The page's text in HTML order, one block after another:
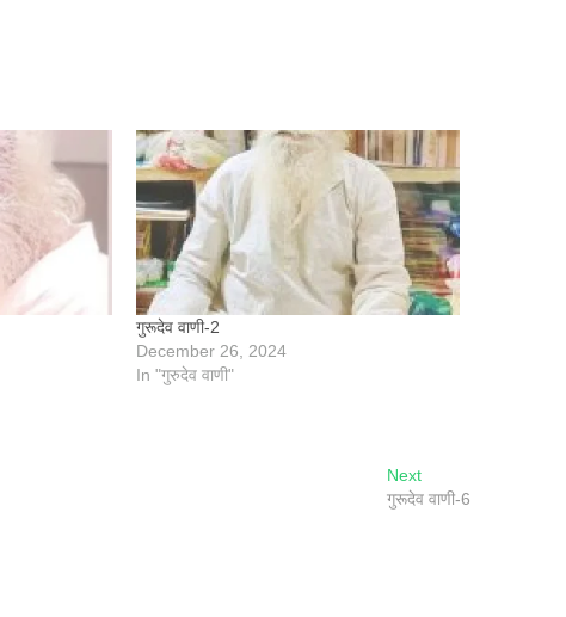
गुरूदेव वाणी-2
December 26, 2024
In "गुरुदेव वाणी"
Next
गुरूदेव वाणी-6